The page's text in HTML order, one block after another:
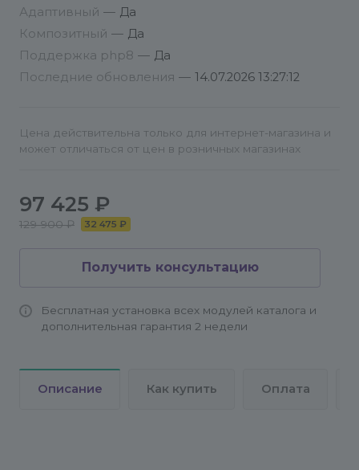
скринкастов
электронной почте через тикеты. Вся
Адаптивный — Да
Композитный — Да
Поддержка php8 — Да
Последние обновления — 14.07.2026 13:27:12
Цена действительна только для интернет-магазина и
может отличаться от цен в розничных магазинах
97 425 ₽
129 900 ₽ 32 475 ₽
Получить консультацию
Бесплатная установка всех модулей каталога и
дополнительная гарантия 2 недели
Описание Как купить Оплата